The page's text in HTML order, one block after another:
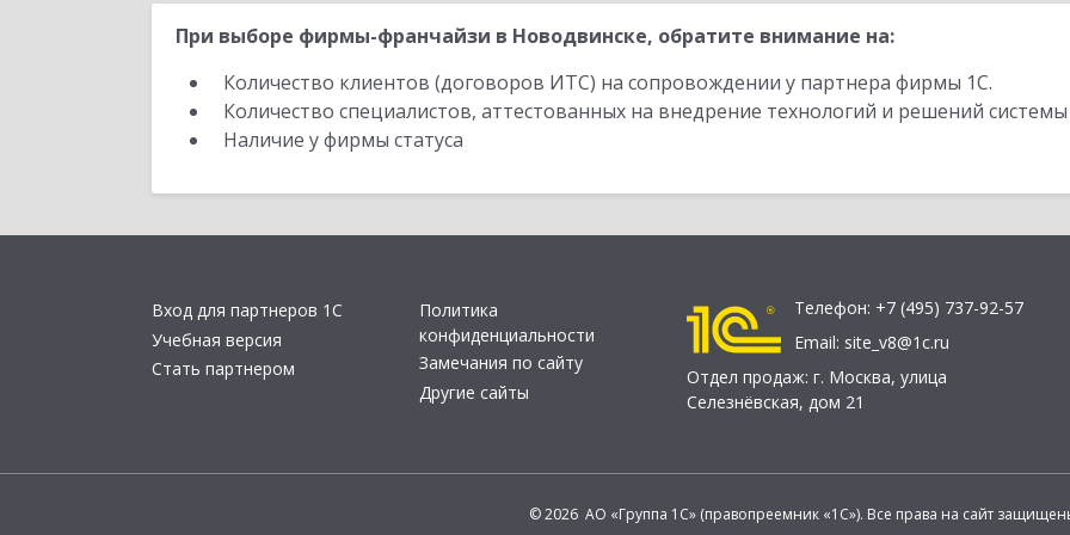
При выборе фирмы-франчайзи в Новодвинске, обратите внимание на:
Количество клиентов (договоров ИТС) на сопровождении у партнера фирмы 1С.
Количество специалистов, аттестованных на внедрение технологий и решений
Наличие у фирмы статуса
Вход для партнеров 1С
Учебная версия
Стать партнером
Политика
конфиденциальности
Замечания по сайту
Другие сайты
Телефон: +7 (495) 737-92-57
Email: site_v8@1c.ru
Отдел продаж: г. Москва, улица
Селезнёвская, дом 21
© 2026 АО «Группа 1С» (правопреемник «1С»). Все права на сайт